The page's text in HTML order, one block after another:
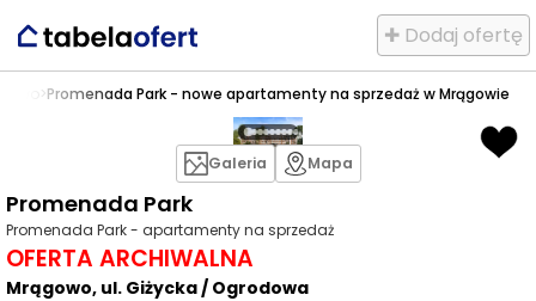
✚ Dodaj ofertę
>Promenada Park - nowe apartamenty na sprzedaż w Mrągowie
Promenada Park
Promenada Park - apartamenty na sprzedaż
OFERTA ARCHIWALNA
Mrągowo, ul. Giżycka / Ogrodowa
Galeria Mapa